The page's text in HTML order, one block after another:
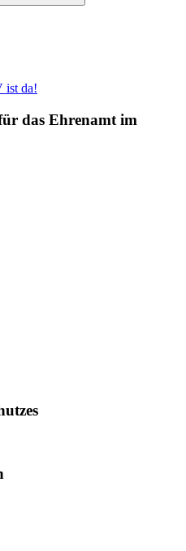
ist da!
das Ehrenamt im